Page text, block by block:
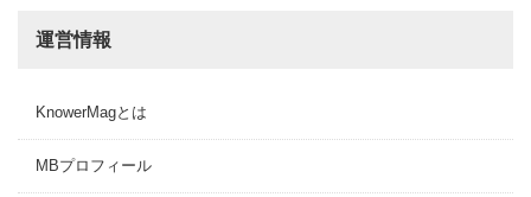
運営情報
KnowerMagとは
MBプロフィール